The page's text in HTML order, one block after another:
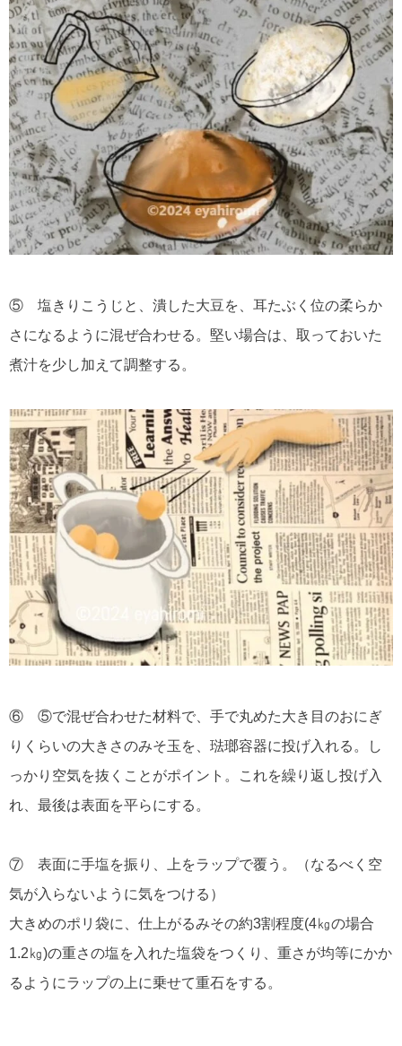
⑤ 塩きりこうじと、潰した大豆を、耳たぶく位の柔らか
さになるように混ぜ合わせる。堅い場合は、取っておいた
煮汁を少し加えて調整する。
⑥ ⑤で混ぜ合わせた材料で、手で丸めた大き目のおにぎ
りくらいの大きさのみそ玉を、琺瑯容器に投げ入れる。し
っかり空気を抜くことがポイント。これを繰り返し投げ入
れ、最後は表面を平らにする。
⑦ 表面に手塩を振り、上をラップで覆う。（なるべく空
気が入らないように気をつける）
大きめのポリ袋に、仕上がるみその約3割程度(4㎏の場合
1.2㎏)の重さの塩を入れた塩袋をつくり、重さが均等にかか
るようにラップの上に乗せて重石をする。